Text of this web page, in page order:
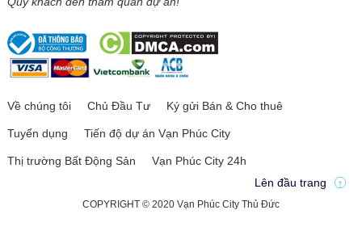
Về chúng tôi Chủ Đầu Tư Ký gửi Bán & Cho thuê
Tuyển dụng Tiến độ dự án Vạn Phúc City
Thị trường Bất Động Sản Vạn Phúc City 24h
COPYRIGHT © 2020 Vạn Phúc City Thủ Đức
Lên đầu trang